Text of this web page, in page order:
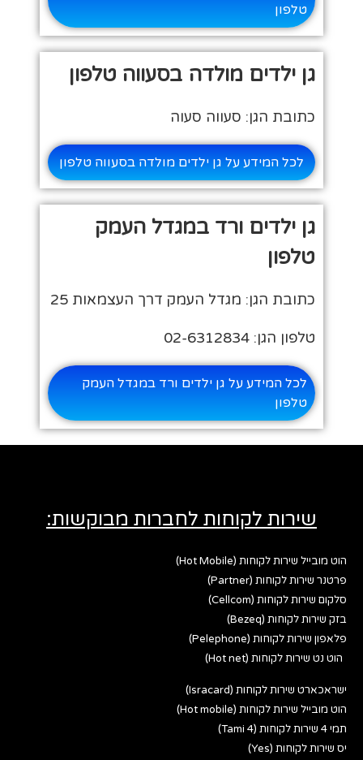
טלפון
גן ילדים מולדה בסעווה טלפון
כתובת הגן: סעווה סעוה
לכל המידע על גן ילדים מולדה בסעווה טלפון
גן ילדים ורד במגדל העמק
טלפון
כתובת הגן: מגדל העמק דרך העצמאות 25
טלפון הגן: 02-6312834
לכל המידע על גן ילדים ורד במגדל העמק
טלפון
שירות לקוחות לחברות מבוקשות:
הוט מובייל שירות לקוחות (Hot Mobile)
פרטנר שירות לקוחות (Partner)
סלקום שירות לקוחות (Cellcom)
בזק שירות לקוחות (Bezeq)
פלאפון שירות לקוחות (Pelephone)
הוט נט שירות לקוחות (Hot net)
ישראכארט שירות לקוחות (Isracard)
הוט מובייל שירות לקוחות (Hot mobile)
תמי 4 שירות לקוחות (Tami 4)
יס שירות לקוחות (Yes)